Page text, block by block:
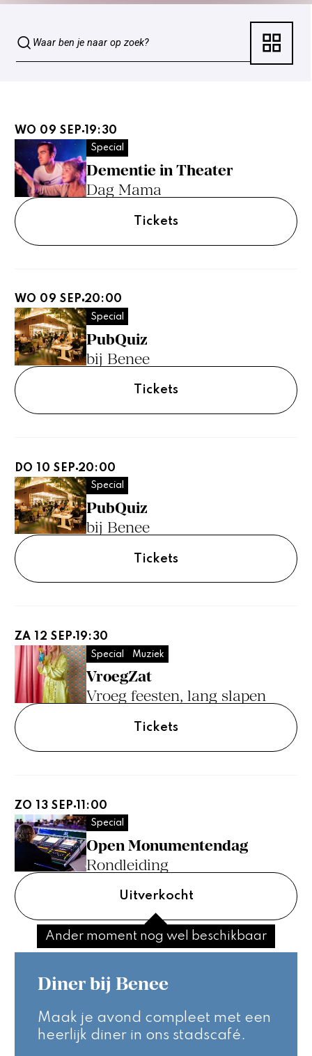
Dementie in Theater
Dag Mama
Special
Tickets
WO 09 SEP 19:30
PubQuiz
bij Benee
Special
Tickets
WO 09 SEP 20:00
PubQuiz
bij Benee
Special
Tickets
DO 10 SEP 20:00
VroegZat
Vroeg feesten, lang slapen
Special Muziek
Tickets
ZA 12 SEP 19:30
Open Monumentendag
Rondleiding
Special
Uitverkocht
Ander moment nog wel beschikbaar
ZO 13 SEP 11:00
Diner bij Benee
Maak je avond compleet met een
heerlijk diner in ons stadscafé.